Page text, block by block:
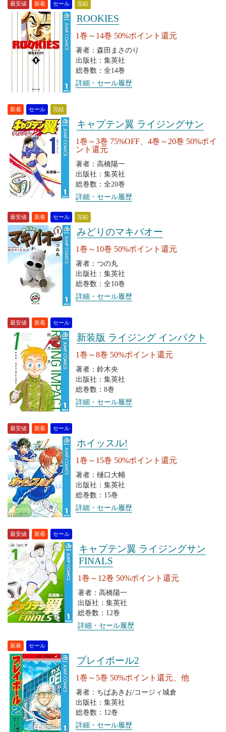
最安値 新着 セール 完結
ROOKIES
1巻～14巻 50%ポイント還元
著者：森田まさのり
出版社：集英社
総巻数：全14巻
詳細・セール履歴
新着 セール 完結
キャプテン翼 ライジングサン
1巻～3巻 75%OFF、4巻～20巻 50%ポイ
ント還元
著者：高橋陽一
出版社：集英社
総巻数：全20巻
詳細・セール履歴
最安値 新着 セール 完結
みどりのマキバオー
1巻～10巻 50%ポイント還元
著者：つの丸
出版社：集英社
総巻数：全10巻
詳細・セール履歴
最安値 新着 セール
新装版 ライジング インパクト
1巻～8巻 50%ポイント還元
著者：鈴木央
出版社：集英社
総巻数：8巻
詳細・セール履歴
最安値 新着 セール
ホイッスル!
1巻～15巻 50%ポイント還元
著者：樋口大輔
出版社：集英社
総巻数：15巻
詳細・セール履歴
最安値 新着 セール
キャプテン翼 ライジングサン
FINALS
1巻～12巻 50%ポイント還元
著者：高橋陽一
出版社：集英社
総巻数：12巻
詳細・セール履歴
新着 セール
プレイボール2
1巻～5巻 50%ポイント還元、他
著者：ちばあきお/コージィ城倉
出版社：集英社
総巻数：12巻
詳細・セール履歴